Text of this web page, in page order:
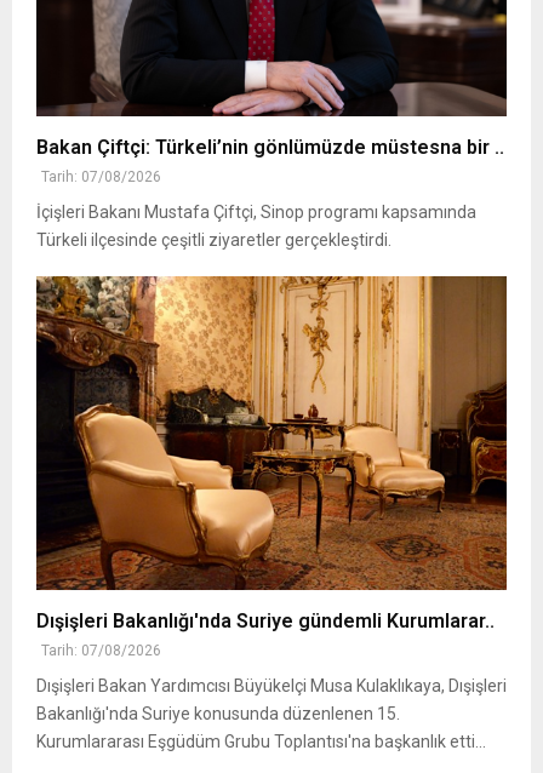
Bakan Çiftçi: Türkeli’nin gönlümüzde müstesna bir ..
Tarih: 07/08/2026
İçişleri Bakanı Mustafa Çiftçi, Sinop programı kapsamında
Türkeli ilçesinde çeşitli ziyaretler gerçekleştirdi.
Dışişleri Bakanlığı'nda Suriye gündemli Kurumlarar..
Tarih: 07/08/2026
Dışişleri Bakan Yardımcısı Büyükelçi Musa Kulaklıkaya, Dışişleri
Bakanlığı'nda Suriye konusunda düzenlenen 15.
Kurumlararası Eşgüdüm Grubu Toplantısı'na başkanlık etti...